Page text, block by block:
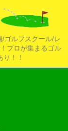
ゴルフスクール/レ
プロが集まるゴル
！！